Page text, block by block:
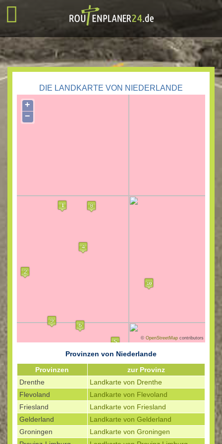
DIE LANDKARTE VON NIEDERLANDE
+
−
©OpenStreetMap contributors
Provinzen von Niederlande
Provinzen
zur Provinz
Drenthe
Landkarte von Drenthe
Flevoland
Landkarte von Flevoland
Friesland
Landkarte von Friesland
Gelderland
Landkarte von Gelderland
Groningen
Landkarte von Groningen